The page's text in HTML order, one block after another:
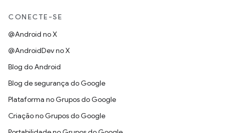
CONECTE-SE
@Android no X
@AndroidDev no X
Blog do Android
Blog de segurança do Google
Plataforma no Grupos do Google
Criação no Grupos do Google